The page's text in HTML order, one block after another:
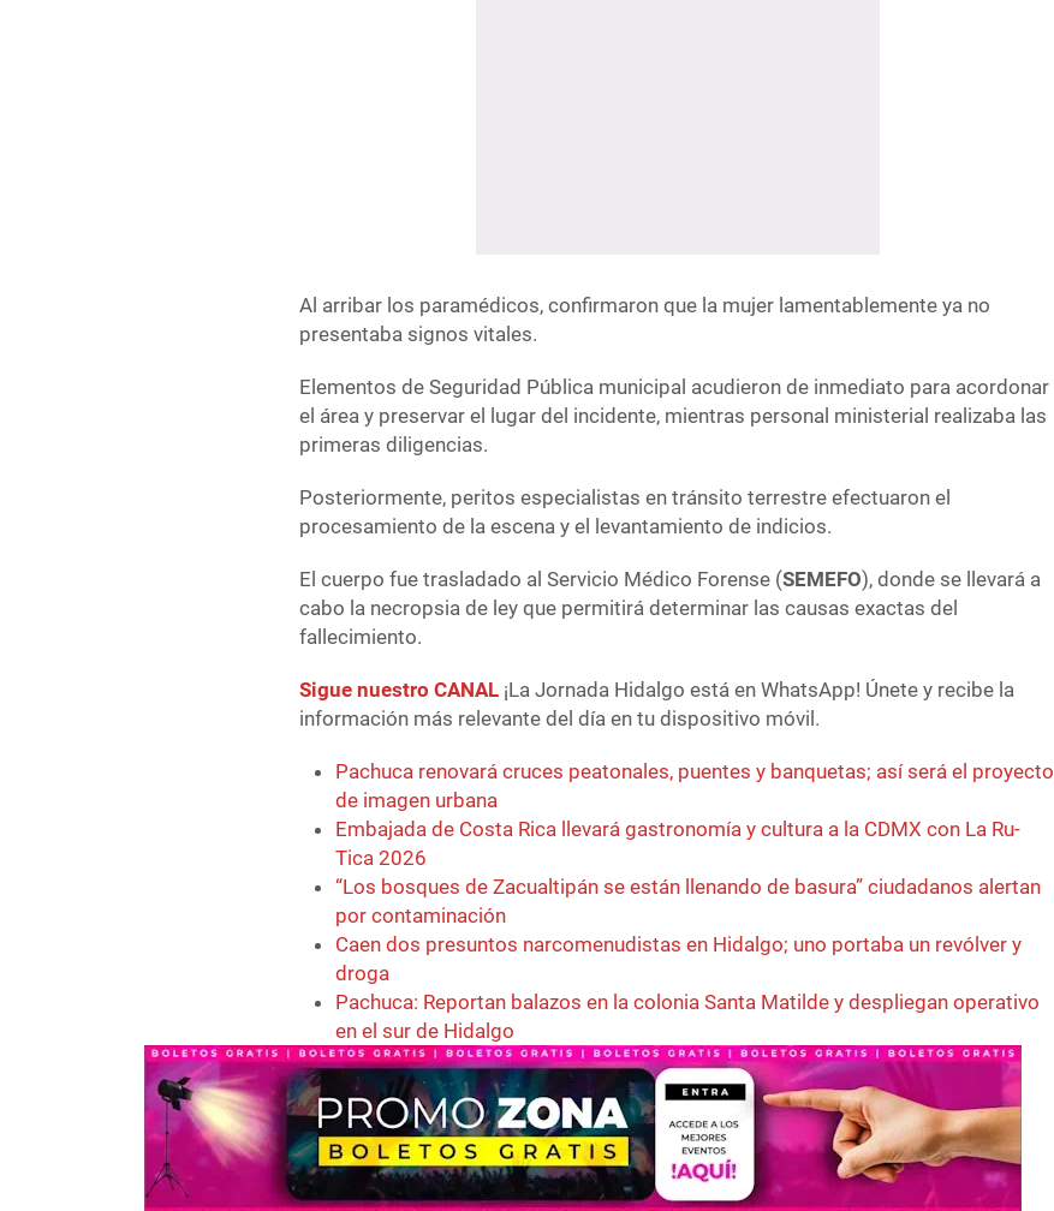
Al arribar los paramédicos, confirmaron que la mujer lamentablemente ya no
presentaba signos vitales.
Elementos de Seguridad Pública municipal acudieron de inmediato para acordonar
el área y preservar el lugar del incidente, mientras personal ministerial realizaba las
primeras diligencias.
Posteriormente, peritos especialistas en tránsito terrestre efectuaron el
procesamiento de la escena y el levantamiento de indicios.
El cuerpo fue trasladado al Servicio Médico Forense (SEMEFO), donde se llevará a
cabo la necropsia de ley que permitirá determinar las causas exactas del
fallecimiento.
Sigue nuestro CANAL ¡La Jornada Hidalgo está en WhatsApp! Únete y recibe la
información más relevante del día en tu dispositivo móvil.
Pachuca renovará cruces peatonales, puentes y banquetas; así será el proyecto
de imagen urbana
Embajada de Costa Rica llevará gastronomía y cultura a la CDMX con La Ru-
Tica 2026
“Los bosques de Zacualtipán se están llenando de basura” ciudadanos alertan
por contaminación
Caen dos presuntos narcomenudistas en Hidalgo; uno portaba un revólver y
droga
Pachuca: Reportan balazos en la colonia Santa Matilde y despliegan operativo
en el sur de Hidalgo